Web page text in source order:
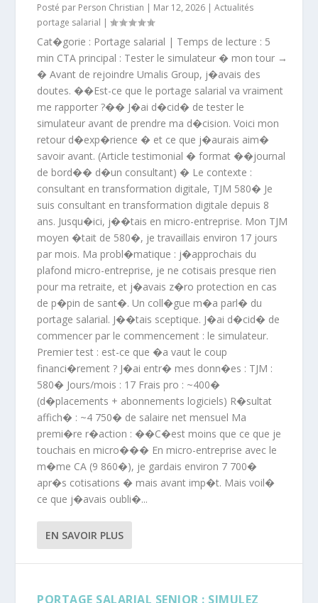
Posté par Person Christian | Mar 12, 2026 |Actualités
portage salarial |
Cat�gorie : Portage salarial | Temps de lecture : 5
min CTA principal : Tester le simulateur � mon tour →
� Avant de rejoindre Umalis Group, j�avais des
doutes. ��Est-ce que le portage salarial va vraiment
me rapporter ?�� J�ai d�cid� de tester le
simulateur avant de prendre ma d�cision. Voici mon
retour d�exp�rience � et ce que j�aurais aim�
savoir avant. (Article testimonial � format ��journal
de bord�� d�un consultant) � Le contexte :
consultant en transformation digitale, TJM 580� Je
suis consultant en transformation digitale depuis 8
ans. Jusqu�ici, j��tais en micro-entreprise. Mon TJM
moyen �tait de 580�, je travaillais environ 17 jours
par mois. Ma probl�matique : j�approchais du
plafond micro-entreprise, je ne cotisais presque rien
pour ma retraite, et j�avais z�ro protection en cas
de p�pin de sant�. Un coll�gue m�a parl� du
portage salarial. J��tais sceptique. J�ai d�cid� de
commencer par le commencement : le simulateur.
Premier test : est-ce que �a vaut le coup
financi�rement ? J�ai entr� mes donn�es : TJM :
580� Jours/mois : 17 Frais pro : ~400�
(d�placements + abonnements logiciels) R�sultat
affich� : ~4 750� de salaire net mensuel Ma
premi�re r�action : ��C�est moins que ce que je
touchais en micro��� En micro-entreprise avec le
m�me CA (9 860�), je gardais environ 7 700�
apr�s cotisations � mais avant imp�t. Mais voil�
ce que j�avais oubli�...
EN SAVOIR PLUS
PORTAGE SALARIAL SENIOR : SIMULEZ